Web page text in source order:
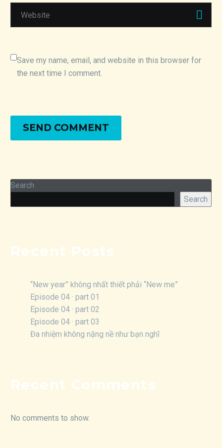
Save my name, email, and website in this browser for
the next time I comment.
SEND COMMENT
Search
Search
Recent Posts
“New year” không nhất thiết phải “New me”
Episode 04 · part 01
Episode 04 · part 02
Episode 04 · part 03
Đa nhiệm không nặng nề như bạn nghĩ
Recent Comments
No comments to show.